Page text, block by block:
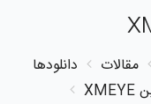
مقالات
دانلودها
XMEYE